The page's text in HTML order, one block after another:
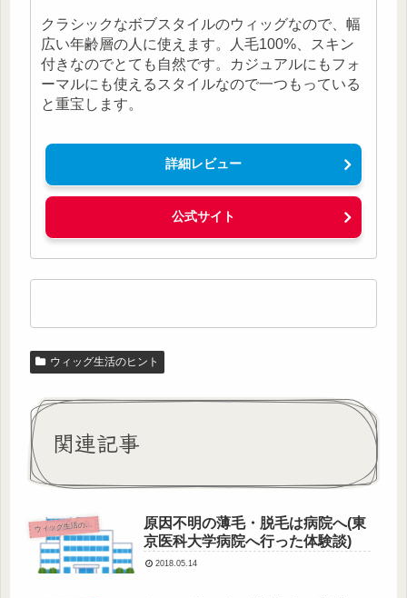
クラシックなボブスタイルのウィッグなので、幅
広い年齢層の人に使えます。人毛100%、スキン
付きなのでとても自然です。カジュアルにもフォ
ーマルにも使えるスタイルなので一つもっている
と重宝します。
詳細レビュー
公式サイト
ウィッグ生活のヒント
関連記事
ウ
ィッグ生活のヒント
原因不明の薄毛・脱毛は病院へ(東
京医科大学病院へ行った体験談)
2018.05.14